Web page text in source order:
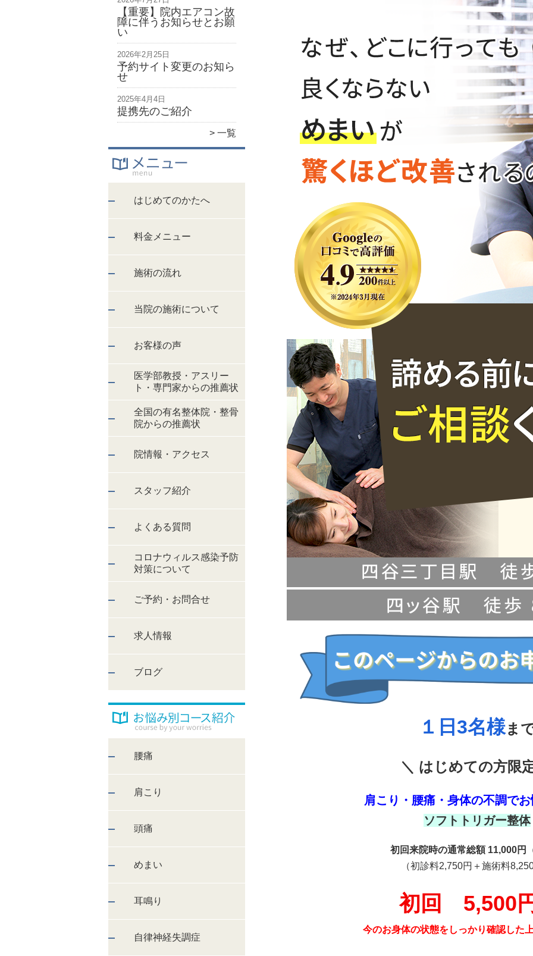
【重要】院内エアコン故
障に伴うお知らせとお願
い
2026年2月25日
予約サイト変更のお知ら
せ
2025年4月4日
提携先のご紹介
一覧
はじめてのかたへ
料金メニュー
施術の流れ
当院の施術について
お客様の声
医学部教授・アスリー
ト・専門家からの推薦状
全国の有名整体院・整骨
院からの推薦状
院情報・アクセス
スタッフ紹介
よくある質問
コロナウィルス感染予防
対策について
ご予約・お問合せ
求人情報
ブログ
腰痛
肩こり
頭痛
めまい
耳鳴り
自律神経失調症
１日3名様ま
＼ はじめての方限
肩こり・腰痛・身体の不調で
ソフトトリガー整体
初回来院時の通常総額 11,000円
（初診料2,750円＋施術料
初回 5,500
今のお身体の状態をしっかり確認した